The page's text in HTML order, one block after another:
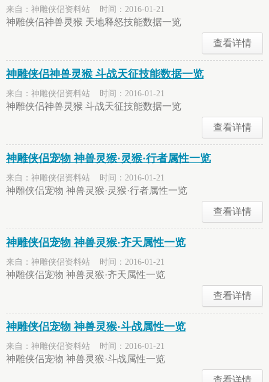
来自：神雕侠侣资料站 时间：2016-01-21
神雕侠侣神兽灵猴 天地释怒技能数据一览
查看详情
神雕侠侣神兽灵猴 斗战天征技能数据一览
来自：神雕侠侣资料站 时间：2016-01-21
神雕侠侣神兽灵猴 斗战天征技能数据一览
查看详情
神雕侠侣宠物 神兽灵猴·灵猴·行者属性一览
来自：神雕侠侣资料站 时间：2016-01-21
神雕侠侣宠物 神兽灵猴·灵猴·行者属性一览
查看详情
神雕侠侣宠物 神兽灵猴·齐天属性一览
来自：神雕侠侣资料站 时间：2016-01-21
神雕侠侣宠物 神兽灵猴·齐天属性一览
查看详情
神雕侠侣宠物 神兽灵猴·斗战属性一览
来自：神雕侠侣资料站 时间：2016-01-21
神雕侠侣宠物 神兽灵猴·斗战属性一览
查看详情